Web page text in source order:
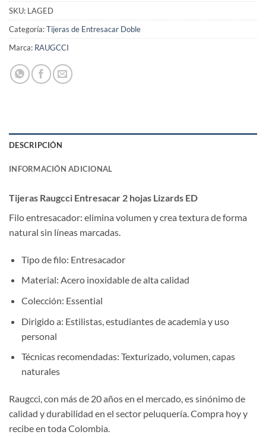
SKU: LAGED
Categoría:Tijeras de Entresacar Doble
Marca: RAUGCCI
DESCRIPCIÓN
INFORMACIÓN ADICIONAL
Tijeras Raugcci Entresacar 2 hojas Lizards ED
Filo entresacador: elimina volumen y crea textura de forma
natural sin líneas marcadas.
Tipo de filo: Entresacador
Material: Acero inoxidable de alta calidad
Colección: Essential
Dirigido a: Estilistas, estudiantes de academia y uso
personal
Técnicas recomendadas: Texturizado, volumen, capas
naturales
Raugcci, con más de 20 años en el mercado, es sinónimo de
calidad y durabilidad en el sector peluquería. Compra hoy y
recibe en toda Colombia.